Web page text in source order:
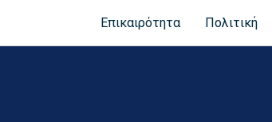
Επικαιρότητα Πολιτική